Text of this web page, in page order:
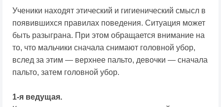
Ученики находят этический и гигиенический смысл в
появившихся правилах поведения. Ситуация может
быть разыграна. При этом обращается внимание на
то, что мальчики сначала снимают головной убор,
вслед за этим — верхнее пальто, девочки — сначала
пальто, затем головной убор.
1-я ведущая.